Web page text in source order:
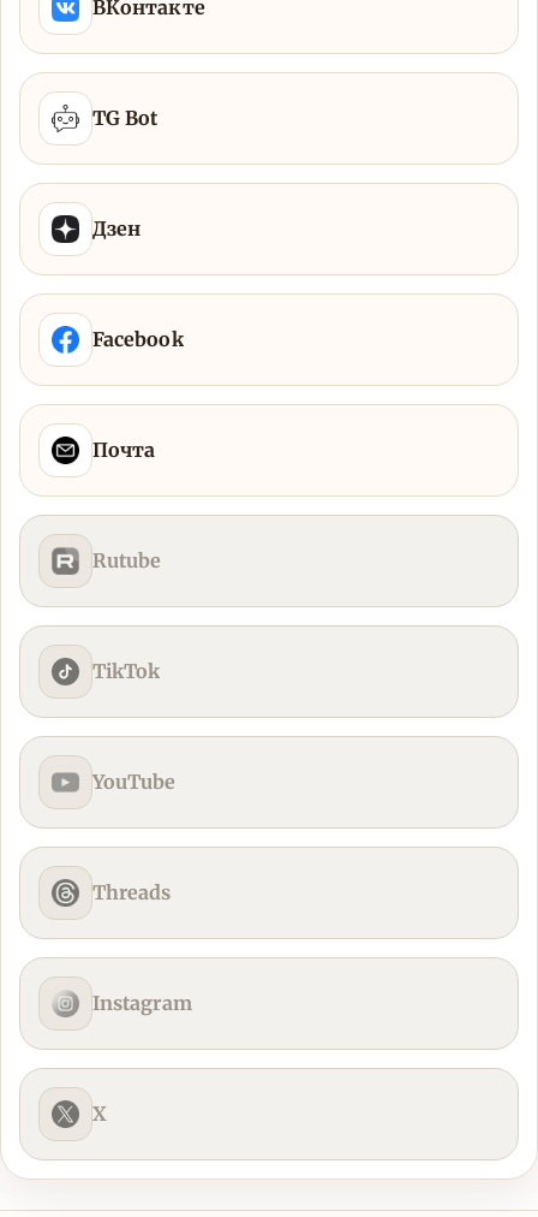
ВКонтакте
TG Bot
Дзен
Facebook
Почта
Rutube
TikTok
YouTube
Threads
Instagram
X